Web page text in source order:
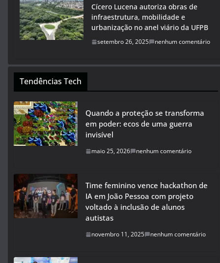
Cícero Lucena autoriza obras de
infraestrutura, mobilidade e
urbanização no anel viário da UFPB
setembro 26, 2025 nenhum comentário
Tendências Tech
Quando a proteção se transforma
em poder: ecos de uma guerra
invisível
maio 25, 2026 nenhum comentário
Time feminino vence hackathon de
IA em João Pessoa com projeto
voltado à inclusão de alunos
autistas
novembro 11, 2025 nenhum comentário